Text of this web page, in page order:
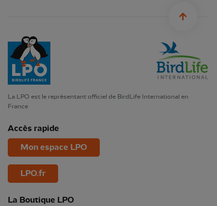
La LPO est le représentant officiel de BirdLife International en
France
Accès rapide
Mon espace LPO
LPO.fr
La Boutique LPO